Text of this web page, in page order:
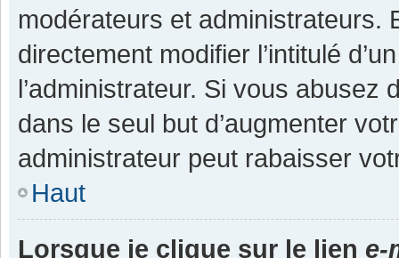
modérateurs et administrateurs.
directement modifier l’intitulé
l’administrateur. Si vous
dans le seul but d’augmenter
administrateur peut rabaisser
Haut
Lorsque je clique sur le lien e-